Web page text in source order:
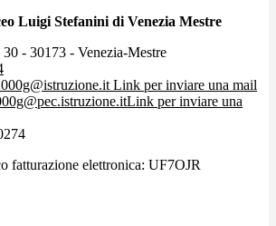
Luigi Stefanini di Venezia Mestre
- 30173 - Venezia-Mestre
Link per inviare una mail
Link per inviare una
fatturazione elettronica: UF7OJR